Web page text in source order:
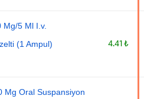
5 Ml I.v.
(1 Ampul)
4.41 ₺
Mg Oral Suspansiyon